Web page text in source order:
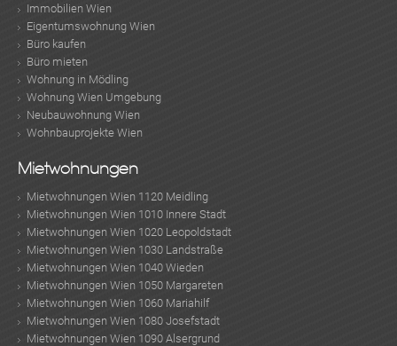
Immobilien Wien
Eigentumswohnung Wien
Büro kaufen
Büro mieten
Wohnung in Mödling
Wohnung Wien Umgebung
Neubauwohnung Wien
Wohnbauprojekte Wien
Mietwohnungen
Mietwohnungen Wien 1120 Meidling
Mietwohnungen Wien 1010 Innere Stadt
Mietwohnungen Wien 1020 Leopoldstadt
Mietwohnungen Wien 1030 Landstraße
Mietwohnungen Wien 1040 Wieden
Mietwohnungen Wien 1050 Margareten
Mietwohnungen Wien 1060 Mariahilf
Mietwohnungen Wien 1080 Josefstadt
Mietwohnungen Wien 1090 Alsergrund